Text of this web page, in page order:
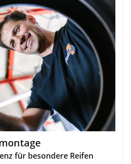
für besondere Reifen